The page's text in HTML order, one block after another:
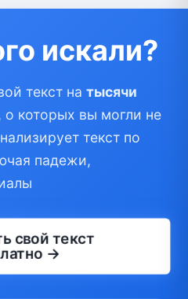
искали?
текст на тысячи
которых вы могли не
текст по
падежи,
свой текст
→